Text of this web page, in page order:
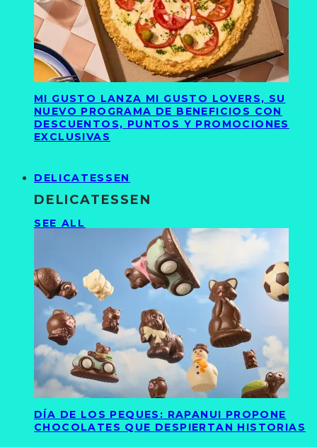
MI GUSTO LANZA MI GUSTO LOVERS, SU
NUEVO PROGRAMA DE BENEFICIOS CON
DESCUENTOS, PUNTOS Y PROMOCIONES
EXCLUSIVAS
DELICATESSEN
DELICATESSEN
SEE ALL
DÍA DE LOS PEQUES: RAPANUI PROPONE
CHOCOLATES QUE DESPIERTAN HISTORIAS